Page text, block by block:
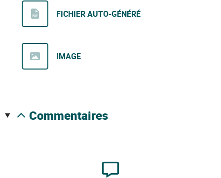
FICHIER AUTO-GÉNÉRÉ
IMAGE
commentaires